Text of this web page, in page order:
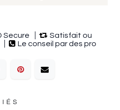
Secure
Satisfait ou
Le conseil par des pro